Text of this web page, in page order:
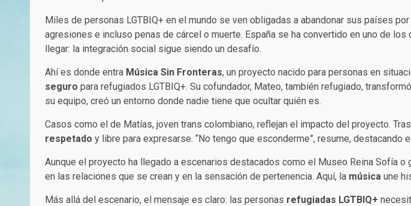
Miles de personas LGTBIQ+ en el mundo se ven obligadas a abandonar sus países por
agresiones e incluso penas de cárcel o muerte. España se ha convertido en uno de
llegar: la integración social sigue siendo un desafío.
Ahí es donde entra Música Sin Fronteras, un proyecto nacido para personas en
seguro para refugiados LGTBIQ+. Su cofundador, Mateo, también refugiado,
su equipo, creó un entorno donde nadie tiene que ocultar quién es.
Casos como el de Matías, joven trans colombiano, reflejan el impacto del proyecto.
respetado y libre para expresarse. “No tengo que esconderme”, resume,
Aunque el proyecto ha llegado a escenarios destacados como el Museo Reina Sofía
en las relaciones que se crean y en la sensación de pertenencia. Aquí, la música une
Más allá del escenario, el mensaje es claro: las personas refugiadas LGTBIQ+